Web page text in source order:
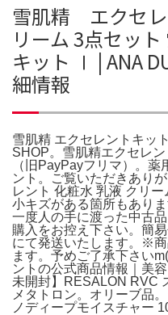
雪肌精 エクセレ
リーム 3点セッ
キット Ⅰ | ANA
細情報
雪肌精 エクセレントキッ
SHOP。雪肌精エクセレ
（旧PayPayフリマ）。
ント。ご覧いただきあり
レント 化粧水 乳液 クリ
小キズがある箇所もあり
一度人の手に渡った中古
購入をお控え下さい。簡
にて発送いたします。※
ます。予めご了承下さい
ントの公式商品情報｜美
未開封】RESALON RVC
メタトロン。オリーブ品
ノディープモイスチャー